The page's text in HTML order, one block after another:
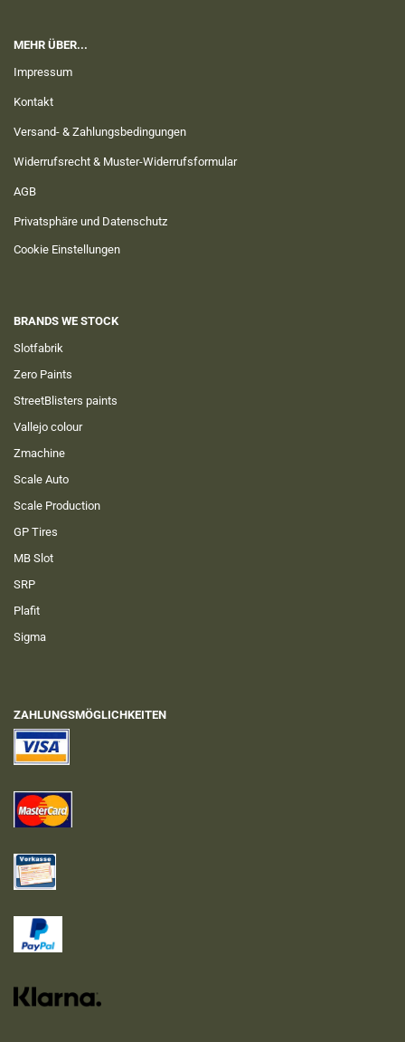
MEHR ÜBER...
Impressum
Kontakt
Versand- & Zahlungsbedingungen
Widerrufsrecht & Muster-Widerrufsformular
AGB
Privatsphäre und Datenschutz
Cookie Einstellungen
BRANDS WE STOCK
Slotfabrik
Zero Paints
StreetBlisters paints
Vallejo colour
Zmachine
Scale Auto
Scale Production
GP Tires
MB Slot
SRP
Plafit
Sigma
ZAHLUNGSMÖGLICHKEITEN